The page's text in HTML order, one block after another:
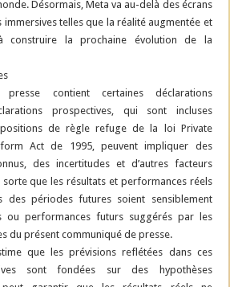
Désormais, Meta va au-delà des écrans
immersives telles que la réalité augmentée et
construire la prochaine évolution de la
contient certaines déclarations
prospectives, qui sont incluses
de règle refuge de la loi Private
Act de 1995, peuvent impliquer des
des incertitudes et d’autres facteurs
que les résultats et performances réels
des périodes futures soient sensiblement
ou performances futurs suggérés par les
du présent communiqué de presse.
que les prévisions reflétées dans ces
sont fondées sur des hypothèses